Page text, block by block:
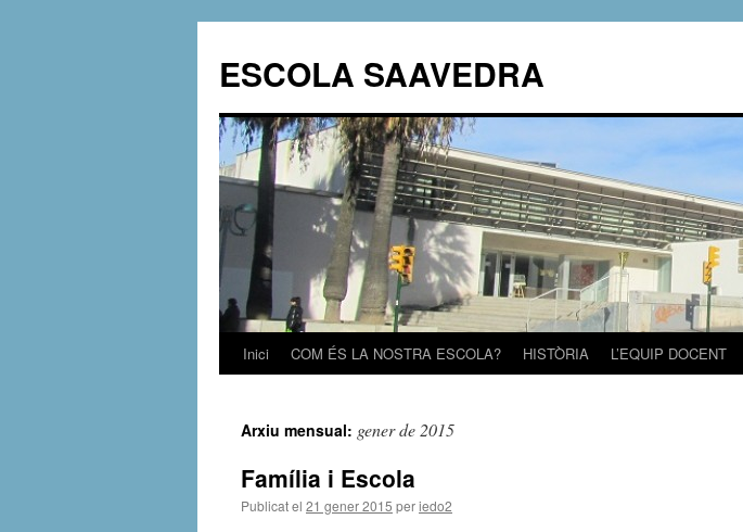
ESCOLA SAAVEDRA
Vés
contingut
Inici COM ÉS LA NOSTRA ESCOLA? HISTÒRIA L’EQUIP DOCENT
Arxiu mensual: gener de 2015
Família i Escola
Publicat el 21 gener 2015 periedo2